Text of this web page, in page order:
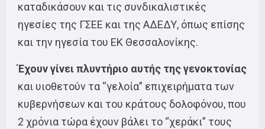
καταδικάσουν και τις συνδικαλιστικές
ηγεσίες της ΓΣΕΕ και της ΑΔΕΔΥ, όπως επίσης
και την ηγεσία του ΕΚ Θεσσαλονίκης.
Έχουν γίνει πλυντήριο αυτής της γενοκτονίας
και υιοθετούν τα “γελοία” επιχειρήματα των
κυβερνήσεων και του κράτους δολοφόνου, που
2 χρόνια τώρα έχουν βάλει το “χεράκι” τους